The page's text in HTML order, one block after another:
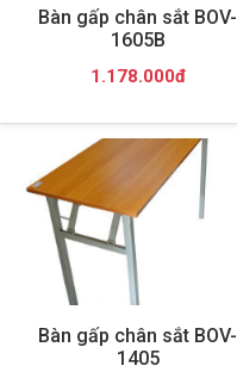
Bàn gấp chân sắt BOV-
1605B
1.178.000đ
Bàn gấp chân sắt BOV-
1405